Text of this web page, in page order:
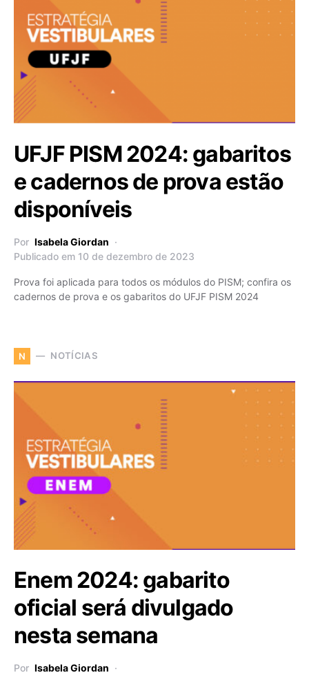
UFJF PISM 2024: gabaritos
e cadernos de prova estão
disponíveis
Por Isabela Giordan
Publicado em 10 de dezembro de 2023
Prova foi aplicada para todos os módulos do PISM; confira os
cadernos de prova e os gabaritos do UFJF PISM 2024
N NOTÍCIAS
Enem 2024: gabarito
oficial será divulgado
nesta semana
Por Isabela Giordan